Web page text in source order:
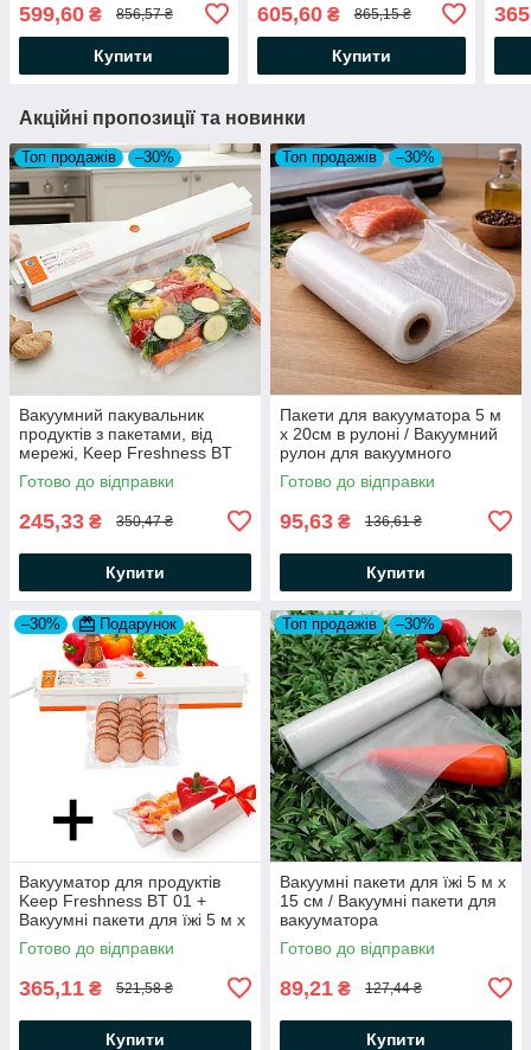
599,60 ₴ 856,57 ₴
Купити
605,60₴ 865,15 ₴
Купити
для
Акційні пропозиції та новинки
Топ продажів –30%
Вакуумний пакувальник
продуктів з пакетами, від
мережі, Keep Freshness BT
01 / Побутовий вакууматор
для їжі
Готово до відправки
245,33 ₴ 350,47 ₴
Купити
Топ продажів –30%
Пакети для вакууматора 5 м
х 20см в рулоні / Вакуумний
рулон для вакуумного
пакувальника / Вакуумні
пакети для їжі
Готово до відправки
95,63 ₴ 136,61 ₴
Купити
–30% Подарунок
Вакууматор для продуктів
Keep Freshness BT 01 +
Вакуумні пакети для їжі 5 м х
25 см
Готово до відправки
365,11 ₴ 521,58 ₴
Купити
Топ продажів –30%
Вакуумні пакети для їжі 5 м х
15 см / Вакуумні пакети для
вакууматора
Готово до відправки
89,21 ₴ 127,44 ₴
Купити